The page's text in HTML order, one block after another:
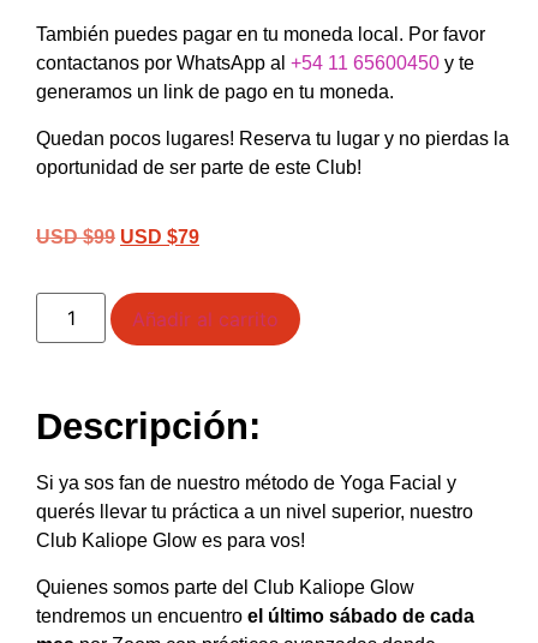
También puedes pagar en tu moneda local. Por favor
contactanos por WhatsApp al +54 11 65600450 y te
generamos un link de pago en tu moneda.
Quedan pocos lugares! Reserva tu lugar y no pierdas la
oportunidad de ser parte de este Club!
USD $99 USD $79
Añadir al carrito
Descripción:
Si ya sos fan de nuestro método de Yoga Facial y
querés llevar tu práctica a un nivel superior, nuestro
Club Kaliope Glow es para vos!
Quienes somos parte del Club Kaliope Glow
tendremos un encuentro el último sábado de cada